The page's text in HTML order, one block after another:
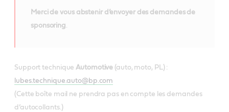
Merci de vous abstenir d’envoyer des demandes de
sponsoring
Support technique Automotive (auto, moto, PL) :
lubes.technique.auto@bp.com
(Cette boîte mail ne prendra pas en compte les demandes
d’autocollants.)